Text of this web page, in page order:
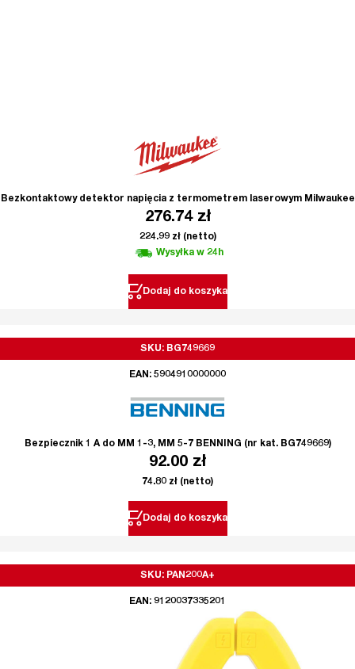
Bezkontaktowy detektor napięcia z termometrem laserowym Milwaukee
276.74 zł
224.99 zł(netto)
Wysyłka w 24h
Dodaj do koszyka
SKU: BG749669
EAN: 5904910000000
Bezpiecznik 1 A do MM 1-3, MM 5-7 BENNING (nr kat. BG749669)
92.00 zł
74.80 zł (netto)
Dodaj do koszyka
SKU: PAN200A+
EAN: 9120037335201